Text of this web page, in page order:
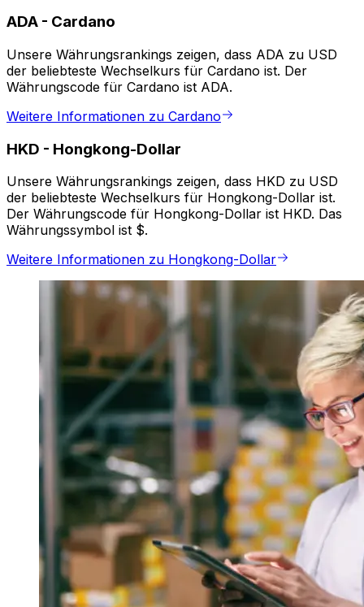
ADA - Cardano
Unsere Währungsrankings zeigen, dass ADA zu USD
der beliebteste Wechselkurs für Cardano ist. Der
Währungscode für Cardano ist ADA.
Weitere Informationen zu Cardano
HKD - Hongkong-Dollar
Unsere Währungsrankings zeigen, dass HKD zu USD
der beliebteste Wechselkurs für Hongkong-Dollar ist.
Der Währungscode für Hongkong-Dollar ist HKD. Das
Währungssymbol ist $.
Weitere Informationen zu Hongkong-Dollar